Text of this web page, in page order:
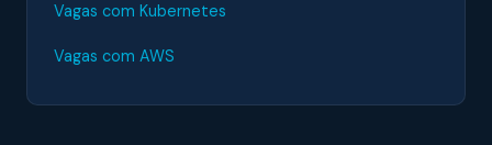
Vagas com Kubernetes
Vagas com AWS